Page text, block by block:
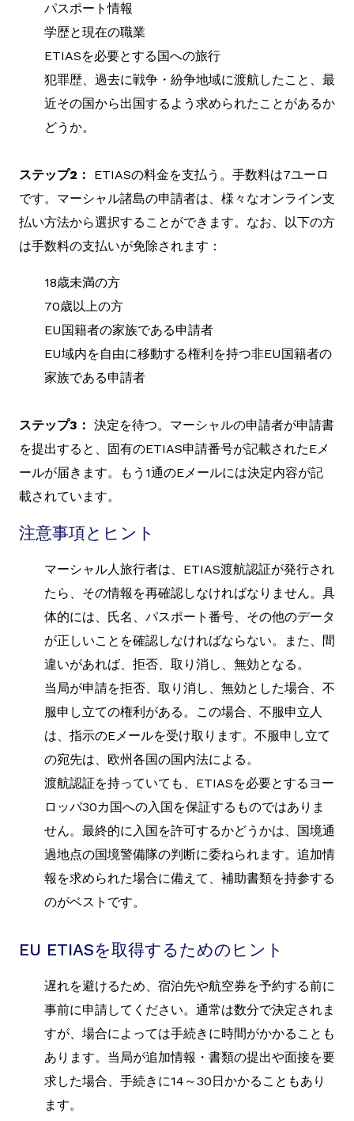
パスポート情報
学歴と現在の職業
ETIASを必要とする国への旅行
犯罪歴、過去に戦争・紛争地域に渡航したこと、最
近その国から出国するよう求められたことがあるか
どうか。
ステップ2： ETIASの料金を支払う。手数料は7ユーロ
です。マーシャル諸島の申請者は、様々なオンライン支
払い方法から選択することができます。なお、以下の方
は手数料の支払いが免除されます：
18歳未満の方
70歳以上の方
EU国籍者の家族である申請者
EU域内を自由に移動する権利を持つ非EU国籍者の
家族である申請者
ステップ3： 決定を待つ。マーシャルの申請者が申請書
を提出すると、固有のETIAS申請番号が記載されたEメ
ールが届きます。もう1通のEメールには決定内容が記
載されています。
注意事項とヒント
マーシャル人旅行者は、ETIAS渡航認証が発行され
たら、その情報を再確認しなければなりません。具
体的には、氏名、パスポート番号、その他のデータ
が正しいことを確認しなければならない。また、間
違いがあれば、拒否、取り消し、無効となる。
当局が申請を拒否、取り消し、無効とした場合、不
服申し立ての権利がある。この場合、不服申立人
は、指示のEメールを受け取ります。不服申し立て
の宛先は、欧州各国の国内法による。
渡航認証を持っていても、ETIASを必要とするヨー
ロッパ30カ国への入国を保証するものではありま
せん。最終的に入国を許可するかどうかは、国境通
過地点の国境警備隊の判断に委ねられます。追加情
報を求められた場合に備えて、補助書類を持参する
のがベストです。
EU ETIASを取得するためのヒント
遅れを避けるため、宿泊先や航空券を予約する前に
事前に申請してください。通常は数分で決定されま
すが、場合によっては手続きに時間がかかることも
あります。当局が追加情報・書類の提出や面接を要
求した場合、手続きに14～30日かかることもあり
ます。